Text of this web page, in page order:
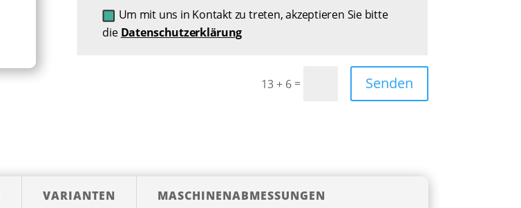
Um mit uns in Kontakt zu treten, akzeptieren Sie bitte
die Datenschutzerklärung
13 + 6= Senden
VARIANTEN MASCHINENABMESSUNGEN